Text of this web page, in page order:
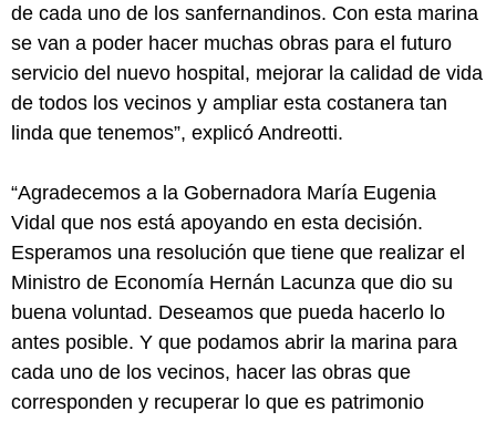
de cada uno de los sanfernandinos. Con esta marina
se van a poder hacer muchas obras para el futuro
servicio del nuevo hospital, mejorar la calidad de vida
de todos los vecinos y ampliar esta costanera tan
linda que tenemos”, explicó Andreotti.
“Agradecemos a la Gobernadora María Eugenia
Vidal que nos está apoyando en esta decisión.
Esperamos una resolución que tiene que realizar el
Ministro de Economía Hernán Lacunza que dio su
buena voluntad. Deseamos que pueda hacerlo lo
antes posible. Y que podamos abrir la marina para
cada uno de los vecinos, hacer las obras que
corresponden y recuperar lo que es patrimonio